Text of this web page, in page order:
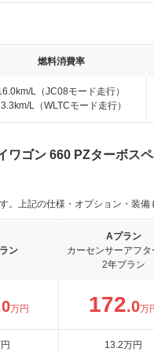
燃料消費率
L（JC08モード走行）
L（WLTCモード走行）
ワゴン 660 PZターボス
上記の仕様・オプション・装備
ン
Aプラン
カーセンサーアフタ
2年プラン
万円 172.0万
13.2万円